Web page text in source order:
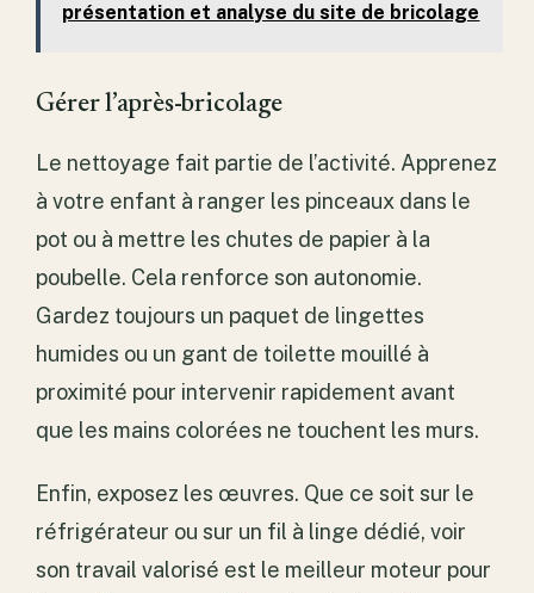
présentation et analyse du site de bricolage
Gérer l’après-bricolage
Le nettoyage fait partie de l’activité. Apprenez
à votre enfant à ranger les pinceaux dans le
pot ou à mettre les chutes de papier à la
poubelle. Cela renforce son autonomie.
Gardez toujours un paquet de lingettes
humides ou un gant de toilette mouillé à
proximité pour intervenir rapidement avant
que les mains colorées ne touchent les murs.
Enfin, exposez les œuvres. Que ce soit sur le
réfrigérateur ou sur un fil à linge dédié, voir
son travail valorisé est le meilleur moteur pour